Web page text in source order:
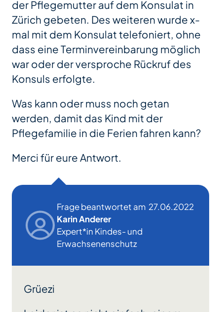
der Pflegemutter auf dem Konsulat in
Zürich gebeten. Des weiteren wurde x-
mal mit dem Konsulat telefoniert, ohne
dass eine Terminvereinbarung möglich
war oder der versproche Rückruf des
Konsuls erfolgte.
Was kann oder muss noch getan
werden, damit das Kind mit der
Pflegefamilie in die Ferien fahren kann?
Merci für eure Antwort.
Frage beantwortet am 27.06.2022
Karin Anderer
Expert*in Kindes- und
Erwachsenenschutz
Grüezi